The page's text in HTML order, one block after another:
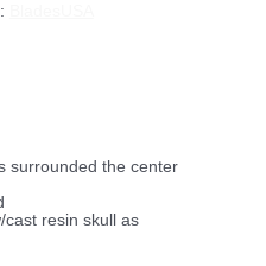
surrounded the center
cast resin skull as